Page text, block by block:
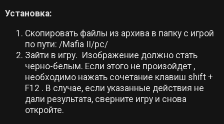
Установка:
Скопировать файлы из архива в папку с игрой
по пути: /Mafia II/pc/
Зайти в игру. Изображение должно стать
черно-белым. Если этого не произойдет ,
необходимо нажать сочетание клавиш shift +
F12 . В случае, если указанные действия не
дали результата, сверните игру и снова
откройте.